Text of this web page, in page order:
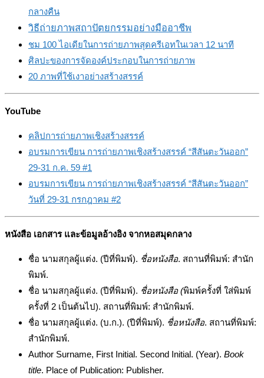
กลางคืน
วิธีถ่ายภาพสถาปัตยกรรมอย่างมืออาชีพ
ชม 100 ไอเดียในการถ่ายภาพสุดครีเอทในเวลา 12 นาที
ศิลปะของการจัดองค์ประกอบในการถ่ายภาพ
20 ภาพที่ใช้เงาอย่างสร้างสรรค์
YouTube
คลิปการถ่ายภาพเชิงสร้างสรรค์
อบรมการเขียน การถ่ายภาพเชิงสร้างสรรค์ “สีสันตะวันออก”
29-31 ก.ค. 59 #1
อบรมการเขียน การถ่ายภาพเชิงสร้างสรรค์ “สีสันตะวันออก”
วันที่ 29-31 กรกฎาคม #2
หนังสือ เอกสาร และข้อมูลอ้างอิง จากหอสมุดกลาง
ชื่อ นามสกุลผู้แต่ง. (ปีที่พิมพ์). ชื่อหนังสือ. สถานที่พิมพ์: สำนัก
พิมพ์.
ชื่อ นามสกุลผู้แต่ง. (ปีที่พิมพ์). ชื่อหนังสือ (พิมพ์ครั้งที่ ใส่พิมพ์
ครั้งที่ 2 เป็นต้นไป). สถานที่พิมพ์: สำนักพิมพ์.
ชื่อ นามสกุลผู้แต่ง. (บ.ก.). (ปีที่พิมพ์). ชื่อหนังสือ. สถานที่พิมพ์:
สำนักพิมพ์.
Author Surname, First Initial. Second Initial. (Year). Book
title. Place of Publication: Publisher.